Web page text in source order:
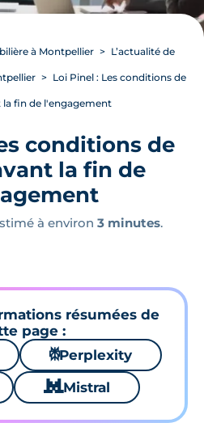
à Montpellier L’actualité de
Loi Pinel : Les conditions de
la fin de l'engagement
conditions de
la fin de
à environ 3 minutes.
résumées de
page :
⚙Perplexity
🐱 Mistral